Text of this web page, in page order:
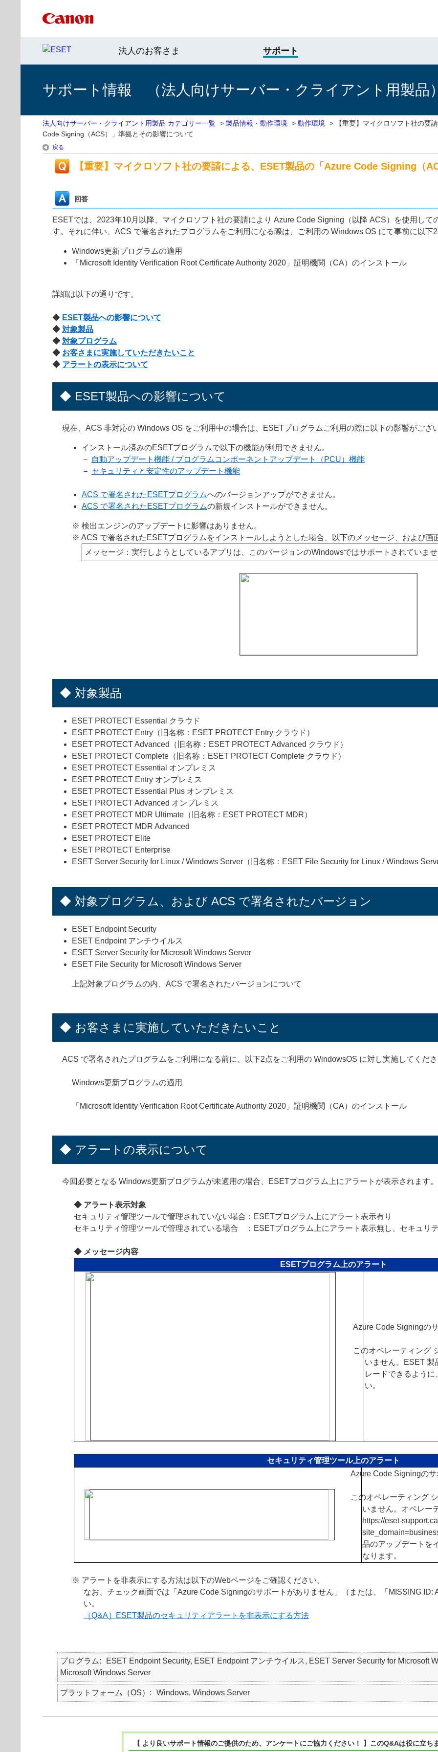
法人のお客さま サポート
サポート情報 （法人向けサーバー・クライアント用製品
法人向けサーバー・クライアント用製品 カテゴリー一覧 > 製品情報・動作環境 > 動作環境 >
【重要】マイクロソフト社の要
Code Signing（ACS）」準拠とその影響について
戻る
【重要】マイクロソフト社の要請による、ESET製品の「Azure Code Signing（
回答
ESETでは、2023年10月以降、マイクロソフト社の要請により Azure Code Signing（以降 ACS）を使用し
す。それに伴い、ACS で署名されたプログラムをご利用になる際は、ご利用の Windows OS にて事前に以下
Windows更新プログラムの適用
「Microsoft Identity Verification Root Certificate Authority 2020」証明機関（CA）のインストール
詳細は以下の通りです。
◆ ESET製品への影響について
◆ 対象製品
◆ 対象プログラム
◆ お客さまに実施していただきたいこと
◆ アラートの表示について
◆ ESET製品への影響について
現在、ACS 非対応の Windows OS をご利用中の場合は、ESETプログラムご利用の際に以下の影響がござ
インストール済みのESETプログラムで以下の機能が利用できません。
－ 自動アップデート機能 / プログラムコンポーネントアップデート（PCU）機能
－ セキュリティと安定性のアップデート機能
ACS で署名されたESETプログラムへのバージョンアップができません。
ACS で署名されたESETプログラムの新規インストールができません。
※ 検出エンジンのアップデートに影響はありません。
※ ACS で署名されたESETプログラムをインストールしようとした場合、以下のメッセージ、および画
メッセージ：実行しようとしているアプリは、このバージョンのWindowsではサポートされていま
◆ 対象製品
ESET PROTECT Essential クラウド
ESET PROTECT Entry（旧名称：ESET PROTECT Entry クラウド）
ESET PROTECT Advanced（旧名称：ESET PROTECT Advanced クラウド）
ESET PROTECT Complete（旧名称：ESET PROTECT Complete クラウド）
ESET PROTECT Essential オンプレミス
ESET PROTECT Entry オンプレミス
ESET PROTECT Essential Plus オンプレミス
ESET PROTECT Advanced オンプレミス
ESET PROTECT MDR Ultimate（旧名称：ESET PROTECT MDR）
ESET PROTECT MDR Advanced
ESET PROTECT Elite
ESET PROTECT Enterprise
ESET Server Security for Linux / Windows Server（旧名称：ESET File Security for Linux / Windows
◆ 対象プログラム、および ACS で署名されたバージョン
ESET Endpoint Security
ESET Endpoint アンチウイルス
ESET Server Security for Microsoft Windows Server
ESET File Security for Microsoft Windows Server
上記対象プログラムの内、ACS で署名されたバージョンについて
◆ お客さまに実施していただきたいこと
ACS で署名されたプログラムをご利用になる前に、以下2点をご利用の WindowsOS に対し実施してくだ
Windows更新プログラムの適用
「Microsoft Identity Verification Root Certificate Authority 2020」証明機関（CA）のインストール
◆ アラートの表示について
今回必要となる Windows更新プログラムが未適用の場合、ESETプログラム上にアラートが表示されます。
◆ アラート表示対象
セキュリティ管理ツールで管理されていない場合：ESETプログラム上にアラート表示有り
セキュリティ管理ツールで管理されている場合 ：ESETプログラム上にアラート表示無し、セキュリ
◆ メッセージ内容
ESETプログラム上のアラート
Azure Code Signingの
このオペレーティング
いません。ESET 製
レードできるよう
い。
セキュリティ管理ツール上のアラート
Azure Code Signingの
このオペレーティング
いません。オペレー
https://eset-
品のアップデートを
なります。
※ アラートを非表示にする方法は以下のWebページをご確認ください。
なお、チェック画面では「Azure Code Signingのサポートがありません」（または、「MISSING
い。
［Q&A］ESET製品のセキュリティアラートを非表示にする方法
プログラム
ESET Endpoint Security, ESET Endpoint アンチウイルス, ESET Server Security for Microsoft
Microsoft Windows Server
プラットフォーム（OS） Windows, Windows Server
【 より良いサポート情報のご提供のため、アンケートにご協力ください！ 】このQ&Aは役に立ち